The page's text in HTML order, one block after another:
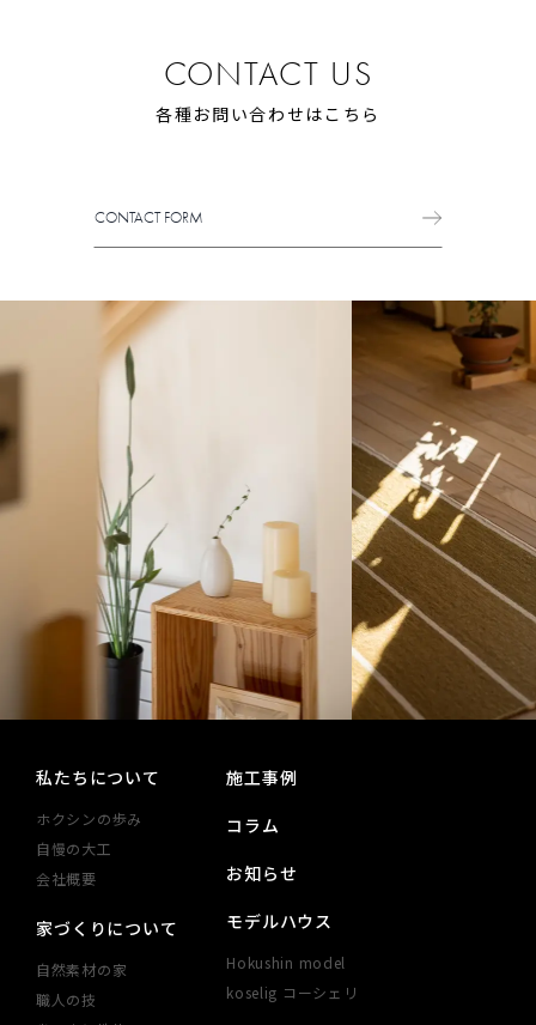
CONTACT US
各種お問い合わせはこちら
CONTACT FORM
私たちについて
ホクシンの歩み
自慢の大工
会社概要
家づくりについて
自然素材の家
職人の技
施工事例
コラム
お知らせ
モデルハウス
Hokushin model
koselig コーシェリ